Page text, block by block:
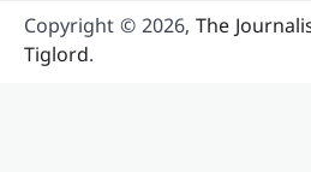
പൂർണമായും
Copyright © 2026, The
Tiglord.